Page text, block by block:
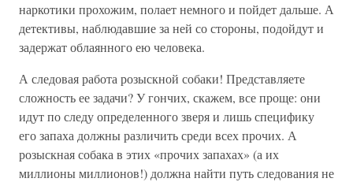
наркотики прохожим, полает немного и пойдет дальше. А
детективы, наблюдавшие за ней со стороны, подойдут и
задержат облаянного ею человека.
А следовая работа розыскной собаки! Представляете
сложность ее задачи? У гончих, скажем, все проще: они
идут по следу определенного зверя и лишь специфику
его запаха должны различить среди всех прочих. А
розыскная собака в этих «прочих запахах» (а их
миллионы миллионов!) должна найти путь следования не